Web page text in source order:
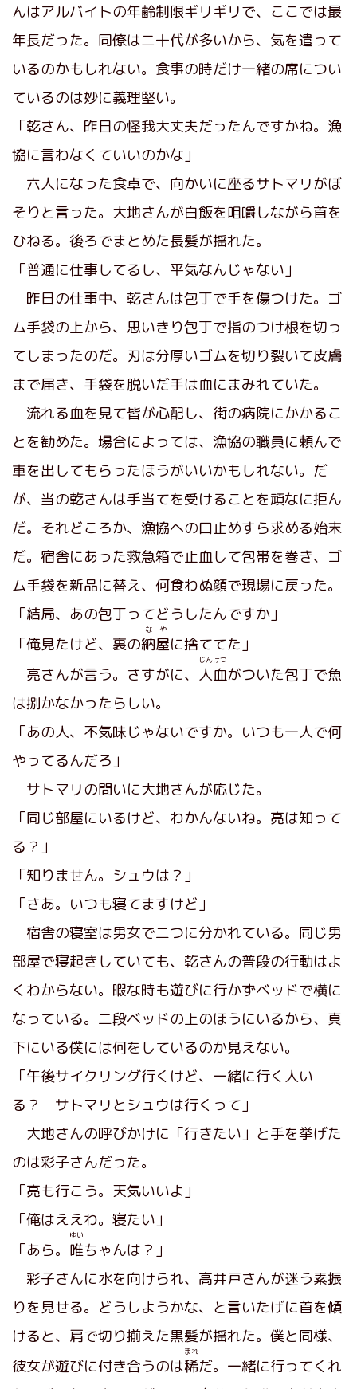
んはアルバイトの年齢制限ギリギリで、ここでは最
年長だった。同僚は二十代が多いから、気を遣って
いるのかもしれない。食事の時だけ一緒の席につい
ているのは妙に義理堅い。
「乾さん、昨日の怪我大丈夫だったんですかね。漁
協に言わなくていいのかな」
六人になった食卓で、向かいに座るサトマリがぼ
そりと言った。大地さんが白飯を咀嚼しながら首を
ひねる。後ろでまとめた長髪が揺れた。
「普通に仕事してるし、平気なんじゃない」
昨日の仕事中、乾さんは包丁で手を傷つけた。ゴ
ム手袋の上から、思いきり包丁で指のつけ根を切っ
てしまったのだ。刃は分厚いゴムを切り裂いて皮膚
まで届き、手袋を脱いだ手は血にまみれていた。
流れる血を見て皆が心配し、街の病院にかかるこ
とを勧めた。場合によっては、漁協の職員に頼んで
車を出してもらったほうがいいかもしれない。だ
が、当の乾さんは手当てを受けることを頑なに拒ん
だ。それどころか、漁協への口止めすら求める始末
だ。宿舎にあった救急箱で止血して包帯を巻き、ゴ
ム手袋を新品に替え、何食わぬ顔で現場に戻った。
「結局、あの包丁ってどうしたんですか」
「俺見たけど、裏の納屋
なや
に捨ててた」
亮さんが言う。さすがに、 人血
じんけつ
がついた包丁で魚
は捌かなかったらしい。
「あの人、不気味じゃないですか。いつも一人で何
やってるんだろ」
サトマリの問いに大地さんが応じた。
「同じ部屋にいるけど、わかんないね。亮は知って
る？」
「知りません。シュウは？」
「さあ。いつも寝てますけど」
宿舎の寝室は男女で二つに分かれている。同じ男
部屋で寝起きしていても、乾さんの普段の行動はよ
くわからない。暇な時も遊びに行かずベッドで横に
なっている。二段ベッドの上のほうにいるから、真
下にいる僕には何をしているのか見えない。
「午後サイクリング行くけど、一緒に行く人い
る？ サトマリとシュウは行くって」
大地さんの呼びかけに「行きたい」と手を挙げた
のは彩子さんだった。
「亮も行こう。天気いいよ」
「俺はええわ。寝たい」
「あら。 唯
ゆい
ちゃんは？」
彩子さんに水を向けられ、高井戸さんが迷う素振
りを見せる。どうしようかな、と言いたげに首を傾
けると、肩で切り揃えた黒髪が揺れた。僕と同様、
彼女が遊びに付き合うのは稀
まれ
だ。一緒に行ってくれ